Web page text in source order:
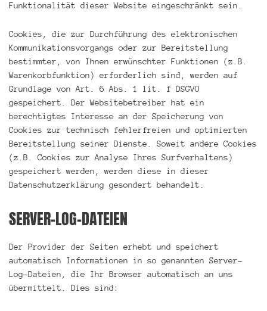
Funktionalität dieser Website eingeschränkt sein.
Cookies, die zur Durchführung des elektronischen
Kommunikationsvorgangs oder zur Bereitstellung
bestimmter, von Ihnen erwünschter Funktionen (z.B.
Warenkorbfunktion) erforderlich sind, werden auf
Grundlage von Art. 6 Abs. 1 lit. f DSGVO
gespeichert. Der Websitebetreiber hat ein
berechtigtes Interesse an der Speicherung von
Cookies zur technisch fehlerfreien und optimierten
Bereitstellung seiner Dienste. Soweit andere Cookies
(z.B. Cookies zur Analyse Ihres Surfverhaltens)
gespeichert werden, werden diese in dieser
Datenschutzerklärung gesondert behandelt.
SERVER-LOG-DATEIEN
Der Provider der Seiten erhebt und speichert
automatisch Informationen in so genannten Server-
Log-Dateien, die Ihr Browser automatisch an uns
übermittelt. Dies sind: